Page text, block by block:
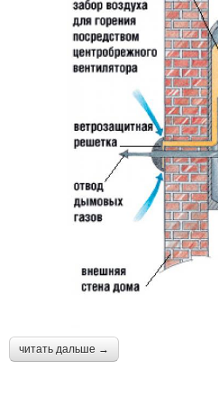
читать дальше →